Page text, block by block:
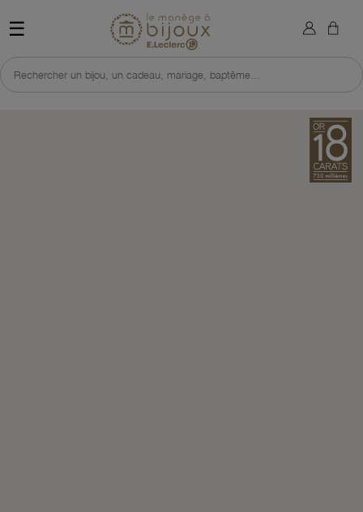
☰ Retour à l'accueil du site
Rechercher un bijou, un cadeau, mariage, baptême...
×